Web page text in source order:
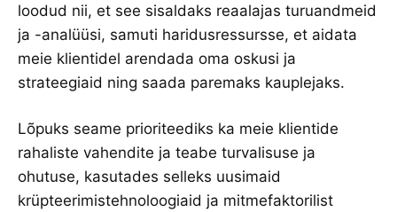
loodud nii, et see sisaldaks reaalajas turuandmeid
ja -analüüsi, samuti haridusressursse, et aidata
meie klientidel arendada oma oskusi ja
strateegiaid ning saada paremaks kauplejaks.
Lõpuks seame prioriteediks ka meie klientide
rahaliste vahendite ja teabe turvalisuse ja
ohutuse, kasutades selleks uusimaid
krüpteerimistehnoloogiaid ja mitmefaktorilist